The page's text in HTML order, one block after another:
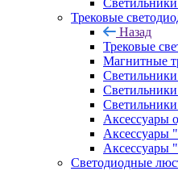
Трековые
Назад
Трековые
Магнитные
Аксессуары
Аксессуары
Аксессуары
Светодиодные